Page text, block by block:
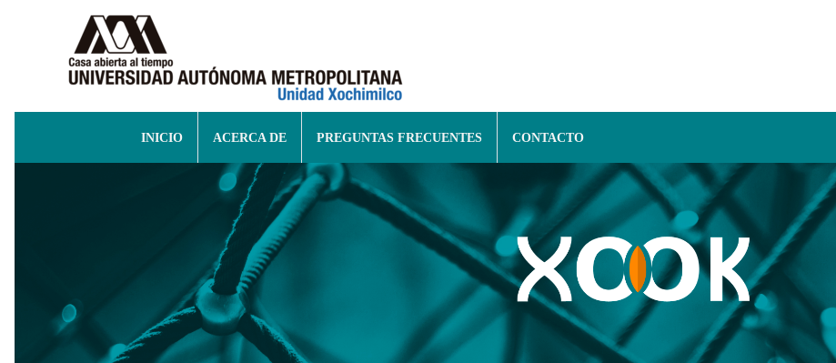
INICIO ACERCA DE PREGUNTAS FRECUENTES CONTACTO